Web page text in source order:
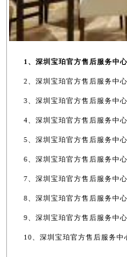
1、深圳宝珀官方售后服务中
2、深圳宝珀官方售后服务中
3、深圳宝珀官方售后服务中
4、深圳宝珀官方售后服务中
5、深圳宝珀官方售后服务中
6、深圳宝珀官方售后服务中
7、深圳宝珀官方售后服务中
8、深圳宝珀官方售后服务中
9、深圳宝珀官方售后服务中
10、深圳宝珀官方售后服务